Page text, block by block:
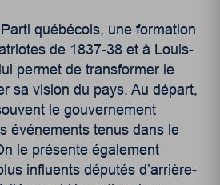
québécois, une formation
de 1837-38 et à Louis-
permet de transformer le
sa vision du pays. Au départ,
le gouvernement
événements tenus dans le
le présente également
influents députés d’arrière-